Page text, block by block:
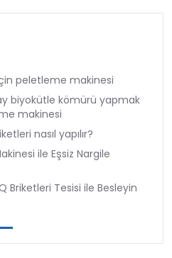
peletleme makinesi
biyokütle kömürü yapmak
makinesi
nasıl yapılır?
ile Eşsiz Nargile
Briketleri Tesisi ile Besleyin